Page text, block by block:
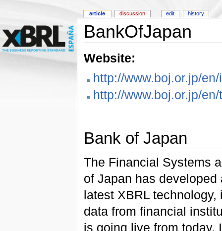
BankOfJapan
Website:
http://www.boj.or.jp/
http://www.boj.or.jp/
Bank of Japan
The Financial Systems
of Japan has
latest XBRL
data from financial
is going live from today.
article discussion edit history